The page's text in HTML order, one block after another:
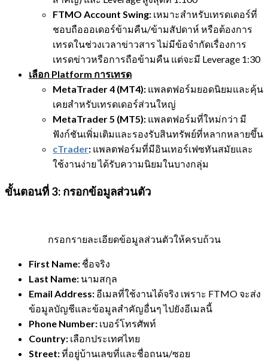
FTMO Account Swing: เหมาะสำหรับเทรดเดอร์ที่
ชอบถือออเดอร์ข้ามคืน/ข้ามสัปดาห์ หรือต้องการ
เทรดในช่วงเวลาข่าวสาร ไม่มีข้อจำกัดเรื่องการ
เทรดข่าวหรือการถือข้ามคืน แต่จะมี Leverage 1:30
เลือก Platform การเทรด
MetaTrader 4 (MT4): แพลตฟอร์มยอดนิยมและคุ้น
เคยสำหรับเทรดเดอร์ส่วนใหญ่
MetaTrader 5 (MT5): แพลตฟอร์มที่ใหม่กว่า มี
ฟังก์ชันเพิ่มเติมและรองรับสินทรัพย์ที่หลากหลายขึ้น
cTrader: แพลตฟอร์มที่มีอินเทอร์เฟซทันสมัยและ
ใช้งานง่าย ได้รับความนิยมในบางกลุ่ม
ขั้นตอนที่ 3: กรอกข้อมูลส่วนตัว
กรอกรายละเอียดข้อมูลส่วนตัวให้ครบถ้วน
First Name: ชื่อจริง
Last Name: นามสกุล
Email Address: อีเมลที่ใช้งานได้จริง เพราะ FTMO จะส่ง
ข้อมูลบัญชีและข้อมูลสำคัญอื่นๆ ไปยังอีเมลนี้
Phone Number: เบอร์โทรศัพท์
Country: เลือกประเทศไทย
Street:ที่อยู่บ้านเลขที่และชื่อถนน/ซอย